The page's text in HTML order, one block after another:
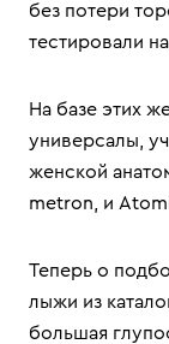
без потери
тестировали
На базе этих
универсалы,
женской
metron, и
Теперь о
лыжи из
большая